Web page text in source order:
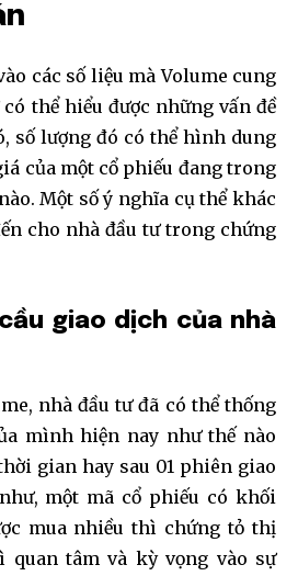
các số liệu mà Volume cung
thể hiểu được những vấn đề
số lượng đó có thể hình dung
của một cổ phiếu đang trong
Một số ý nghĩa cụ thể khác
cho nhà đầu tư trong chứng
giao dịch của nhà
nhà đầu tư đã có thể thống
mình hiện nay như thế nào
gian hay sau 01 phiên giao
một mã cổ phiếu có khối
mua nhiều thì chứng tỏ thị
quan tâm và kỳ vọng vào sự